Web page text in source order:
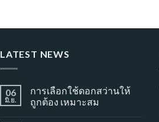
LATEST NEWS
06
มิ.ย.
การเลือกใช้ดอกสว่านให้
ถูกต้อง เหมาะสม